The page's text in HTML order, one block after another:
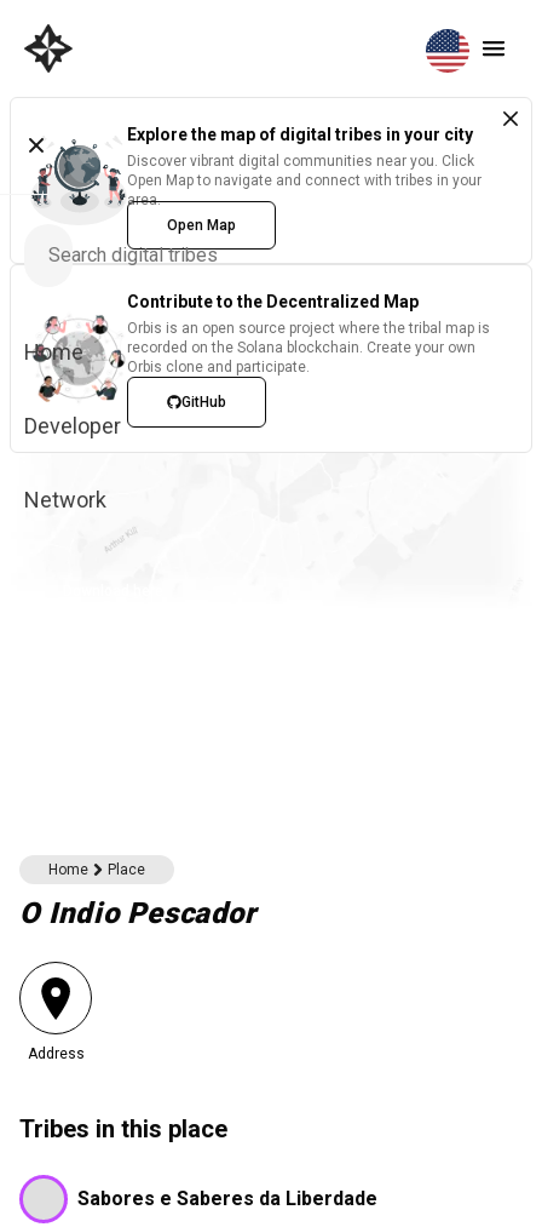
Home
Developer
Network
Explore the map of digital tribes in your city
Discover vibrant digital communities near you. Click
Open Map to navigate and connect with tribes in your
area.
Open Map
Contribute to the Decentralized Map
Orbis is an open source project where the tribal map is
recorded on the Solana blockchain. Create your own
Orbis clone and participate.
GitHub
Home Place
O Indio Pescador
Address
Tribes in this place
Sabores e Saberes da Liberdade